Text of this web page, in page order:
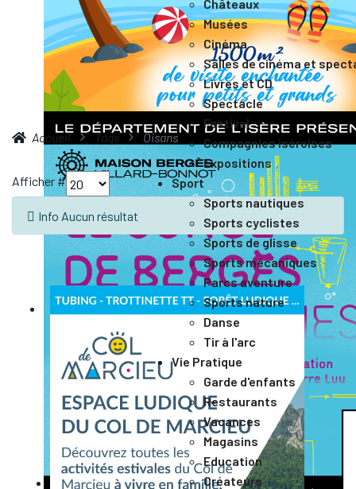
Châteaux
Musées
Cinéma
Salles de cinéma et
Livres et CD
Spectacle
Festival
Compagnies iséroises
Expositions
Sport
Sports nautiques
Sports cyclistes
Sports de glisse
Sports mécaniques
Parcs aventure
Sports nature
Danse
Tir à l'arc
Vie Pratique
Garde d'enfants
Restaurants
Vacances
Magasins
Education
Créateurs
Accueil Tags Oisans
Afficher #
Info Aucun résultat